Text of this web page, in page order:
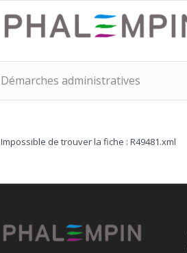
Démarches administratives
Impossible de trouver la fiche : R49481.xml